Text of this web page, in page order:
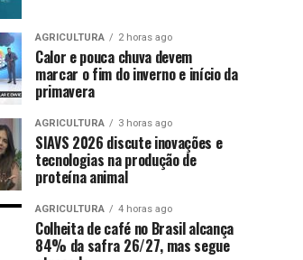
AGRICULTURA 2 horas ago
Calor e pouca chuva devem
marcar o fim do inverno e início da
primavera
AGRICULTURA 3 horas ago
SIAVS 2026 discute inovações e
tecnologias na produção de
proteína animal
AGRICULTURA 4 horas ago
Colheita de café no Brasil alcança
84% da safra 26/27, mas segue